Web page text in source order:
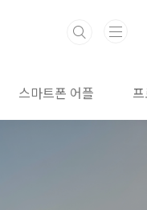
스마트폰 어플